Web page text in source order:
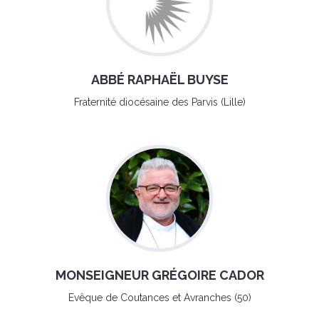
ABBÉ RAPHAËL BUYSE
Fraternité diocésaine des Parvis (Lille)
MONSEIGNEUR GRÉGOIRE CADOR
Evêque de Coutances et Avranches (50)